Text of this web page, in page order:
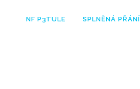
NF P3TULE SPLNĚNÁ PŘÁNÍ